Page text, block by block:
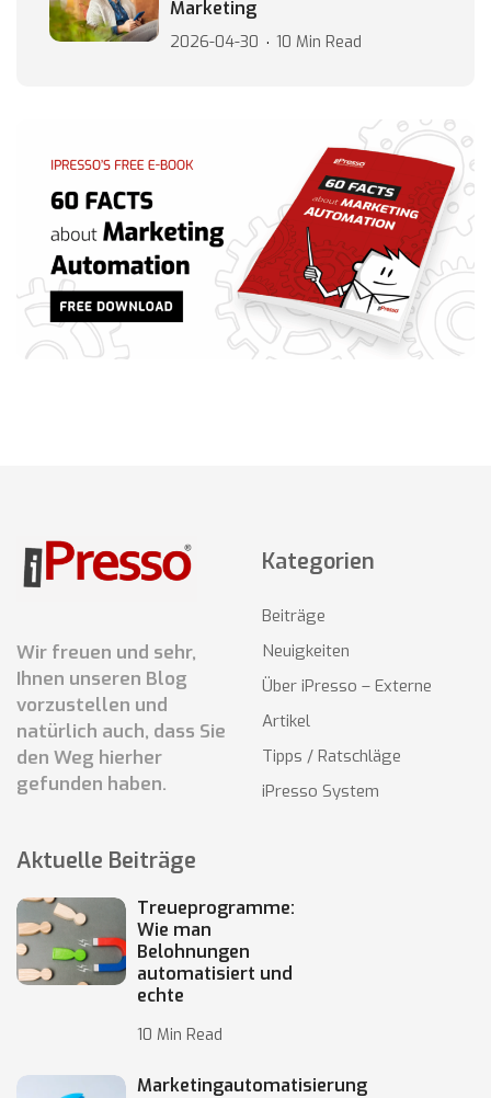
Marketing
2026-04-30 10 Min Read
Wir freuen und sehr,
Ihnen unseren Blog
vorzustellen und
natürlich auch, dass Sie
den Weg hierher
gefunden haben.
Kategorien
Beiträge
Neuigkeiten
Über iPresso – Externe
Artikel
Tipps / Ratschläge
iPresso System
Aktuelle Beiträge
Treueprogramme:
Wie man
Belohnungen
automatisiert und
echte
10 Min Read
Marketingautomatisierung